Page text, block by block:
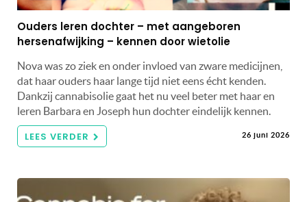
Ouders leren dochter – met aangeboren
hersenafwijking – kennen door wietolie
Nova was zo ziek en onder invloed van zware medicijnen,
dat haar ouders haar lange tijd niet eens écht kenden.
Dankzij cannabisolie gaat het nu veel beter met haar en
leren Barbara en Joseph hun dochter eindelijk kennen.
LEES VERDER 26 juni 2026